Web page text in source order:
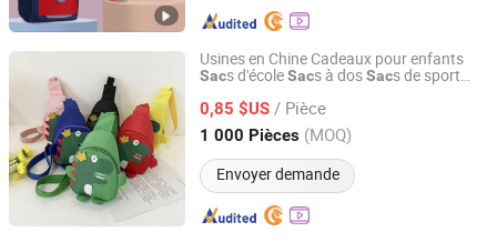
Usines en Chine Cadeaux pour enfants
Sacs d'écoleSacs à dosSacs de sport
0,85 $US / Pièce
1 000 Pièces (MOQ)
Envoyer demande
Everwin Toys Industry Co., Ltd.
Guangdong, China Depuis 2021